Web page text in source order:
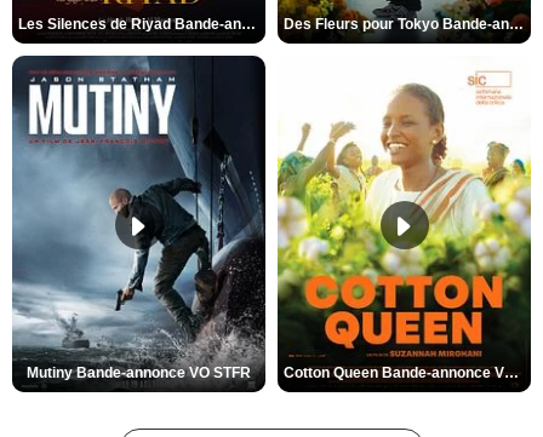
Les Silences de Riyad Bande-annonce VO STFR Des Fleurs pour Tokyo Bande-annonce VO STFR
Mutiny Bande-annonce VO STFR Cotton Queen Bande-annonce VO STFR